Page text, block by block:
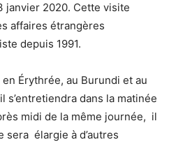
janvier 2020. Cette visite
affaires étrangères
depuis 1991.
Érythrée, au Burundi et au
dans la matinée
midi de la même journée, il
élargie à d’autres